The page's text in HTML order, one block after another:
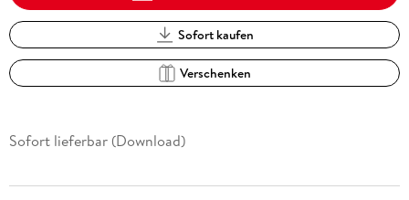
Sofort kaufen
Verschenken
Sofort lieferbar (Download)